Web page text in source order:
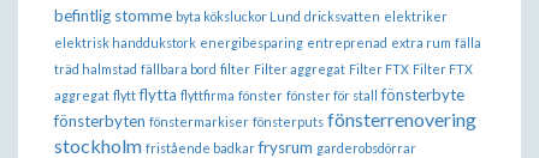
befintlig stomme byta köksluckor Lund dricksvatten elektriker
elektrisk handdukstork energibesparing entreprenad extra rum fälla
träd halmstad fällbara bord filter Filter aggregat Filter FTX Filter FTX
aggregat flytt flytta flyttfirma fönster fönster för stall fönsterbyte
fönsterbyten fönstermarkiser fönsterputs fönsterrenovering
stockholm fristående badkar frysrum garderobsdörrar